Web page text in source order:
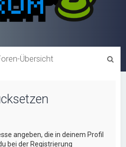
Übersicht
angeben, die in deinem Profil
bei der Registrierung